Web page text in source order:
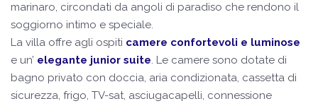
marinaro, circondati da angoli di paradiso che rendono il
soggiorno intimo e speciale.
La villa offre agli ospiti camere confortevoli e luminose
e un’ elegante junior suite. Le camere sono dotate di
bagno privato con doccia, aria condizionata, cassetta di
sicurezza, frigo, TV-sat, asciugacapelli, connessione